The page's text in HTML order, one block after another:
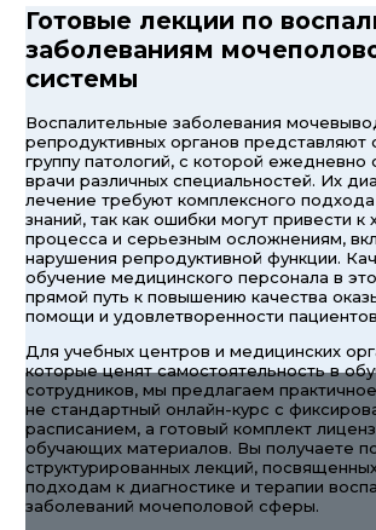
Готовые лекции по
заболеваниям
системы
Воспалительные заболевания
репродуктивных органов представляют
группу патологий, с которой ежедневно
врачи различных специальностей. Их
лечение требуют комплексного подхода
знаний, так как ошибки могут привести к
процесса и серьезным осложнениям,
нарушения репродуктивной функции.
обучение медицинского персонала в
прямой путь к повышению качества
помощи и удовлетворенности
Для учебных центров и медицинских
которые ценят самостоятельность в
сотрудников, мы предлагаем
не стандартный онлайн-курс с
расписанием, а готовый комплект
обучающих материалов. Вы получаете
структурированных лекций,
подходам к диагностике и терапии
заболеваний мочеполовой сферы.